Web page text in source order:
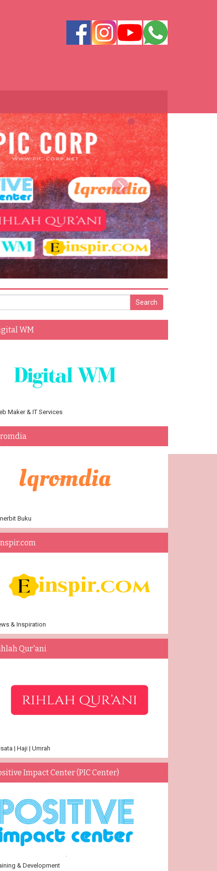
WM
Maker & IT Services
Buku
& Inspiration
Qur'ani
| Haji | Umrah
Impact Center (PIC Center)
& Development